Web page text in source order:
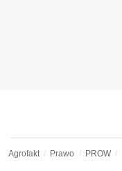
Agrofakt Prawo PROW